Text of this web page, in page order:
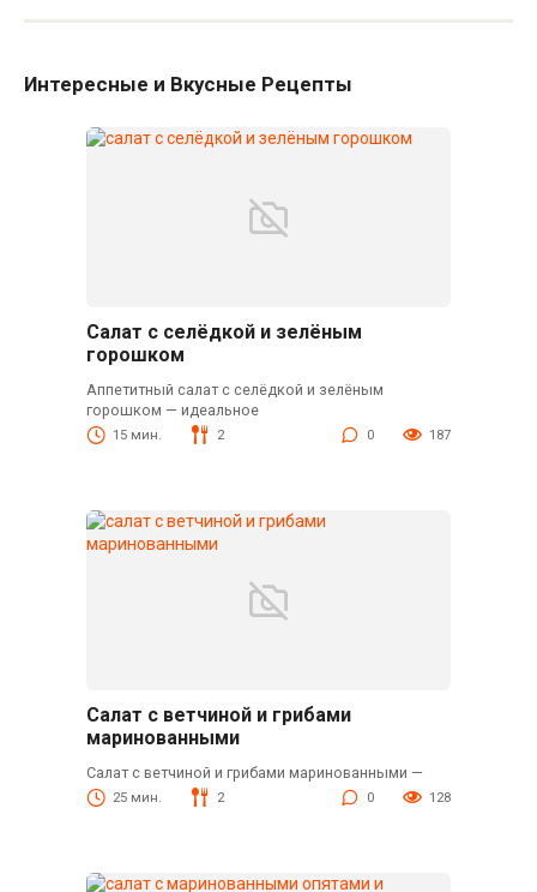
Интересные и Вкусные Рецепты
Салат с селёдкой и зелёным
горошком
Аппетитный салат с селёдкой и зелёным
горошком — идеальное
15 мин. 2 0 187
Салат с ветчиной и грибами
маринованными
Салат с ветчиной и грибами маринованными —
25 мин. 2 0 128